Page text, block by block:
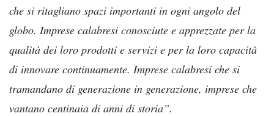
che si ritagliano spazi importanti in ogni angolo del
globo. Imprese calabresi conosciute e apprezzate per la
qualità dei loro prodotti e servizi e per la loro capacità
di innovare continuamente. Imprese calabresi che si
tramandano di generazione in generazione, imprese che
vantano centinaia di anni di storia”.